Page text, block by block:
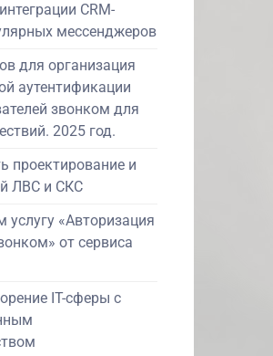
CRM-
мессенджеров
для организация
аутентификации
звонком для
2025 год.
проектирование и
ЛВС и СКС
услугу «Авторизация
от сервиса
IT-сферы с